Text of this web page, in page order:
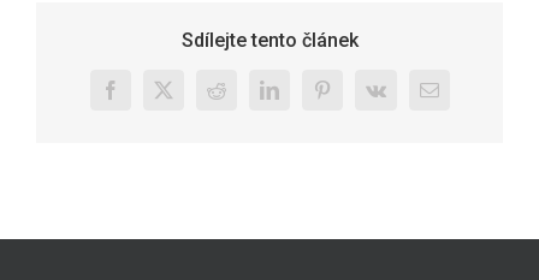
Sdílejte tento článek
Facebook
X RedditLinkedInPinterest
Vk
E-